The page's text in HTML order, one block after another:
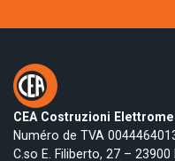
CEA Costruzioni
Numéro de TVA
C.so E. Filiberto, 27 –